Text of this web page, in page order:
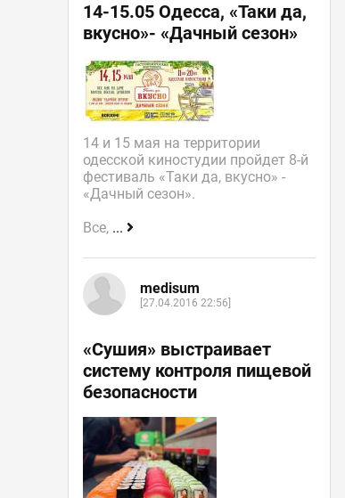
14-15.05 Одесса, «Таки да,
вкусно»- «Дачный сезон»
14 и 15 мая на территории
одесской киностудии пройдет 8-й
фестиваль «Таки да, вкусно» -
«Дачный сезон».
Все, ...
medisum
[27.04.2016 22:56]
«Сушия» выстраивает
систему контроля пищевой
безопасности